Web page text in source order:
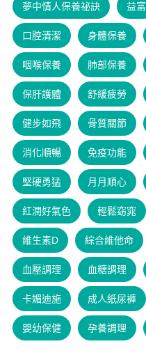
夢中情人保養祕訣 益富
口腔清潔 身體保養
咽喉保養 肺部保養
保肝護體 舒緩疲勞
健步如飛 骨質關節
消化順暢 免疫功能
堅硬勇猛 月月順心
紅潤好氣色 輕鬆窈窕
維生素D 綜合維他命
血壓調理 血糖調理
卡媚迪施 成人紙尿褲
嬰幼保健 孕養調理